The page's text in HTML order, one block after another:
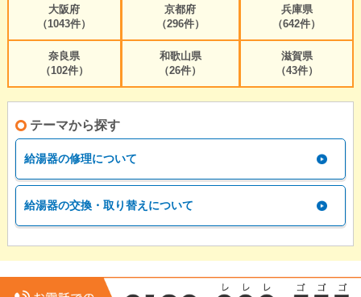
大阪府
（1043件）
京都府
（296件）
兵庫県
（642件）
奈良県
（102件）
和歌山県
（26件）
滋賀県
（43件）
テーマから探す
給湯器の修理について
給湯器の交換・取り替えについて